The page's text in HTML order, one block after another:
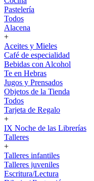
Pastelería
Todos
Alacena
+
Aceites y Mieles
Café de especialidad
Bebidas con Alcohol
Te en Hebras
Jugos y Prensados
Objetos de la Tienda
Todos
Tarjeta de Regalo
+
IX Noche de las Librerías
Talleres
+
Talleres infantiles
Talleres juveniles
Escritura/Lectura